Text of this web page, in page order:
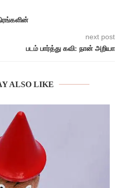
next post
படம் பார்த்து கவி: நான் அறியா
ALSO LIKE